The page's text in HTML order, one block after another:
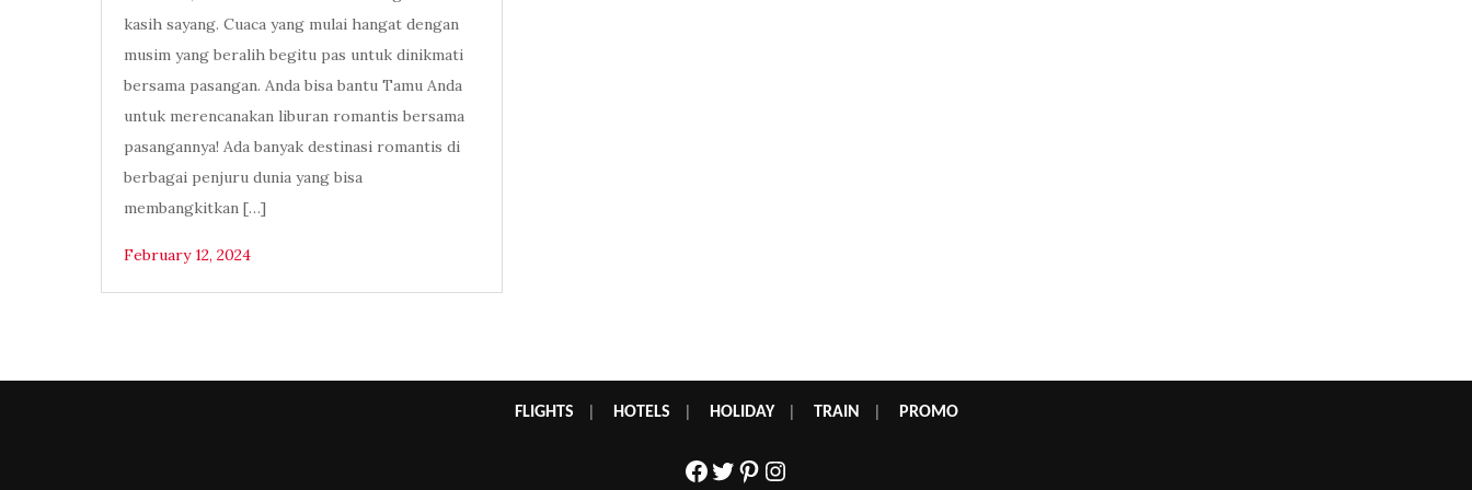
kasih sayang. Cuaca yang mulai hangat dengan
musim yang beralih begitu pas untuk dinikmati
bersama pasangan. Anda bisa bantu Tamu Anda
untuk merencanakan liburan romantis bersama
pasangannya! Ada banyak destinasi romantis di
berbagai penjuru dunia yang bisa
membangkitkan […]
February 12, 2024
FLIGHTS HOTELS HOLIDAY| TRAIN PROMO
Facebook
Twitter
Pinterest
Instagram